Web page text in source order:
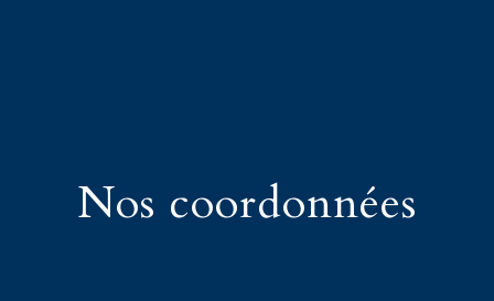
nos coordonnées